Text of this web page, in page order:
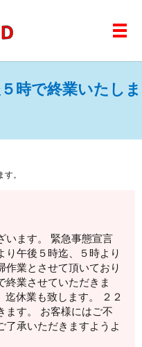
メ
時で終業いたしま
。
います。 緊急事態宣言
り午後５時迄、５時より
作業とさせて頂いており
終業させていただきま
休業も致します。 ２２
ます。 お客様にはご不
了承いただきますようよ